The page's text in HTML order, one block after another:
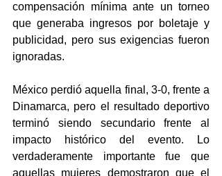
compensación mínima ante un torneo
que generaba ingresos por boletaje y
publicidad, pero sus exigencias fueron
ignoradas.
México perdió aquella final, 3-0, frente a
Dinamarca, pero el resultado deportivo
terminó siendo secundario frente al
impacto histórico del evento. Lo
verdaderamente importante fue que
aquellas mujeres demostraron que el